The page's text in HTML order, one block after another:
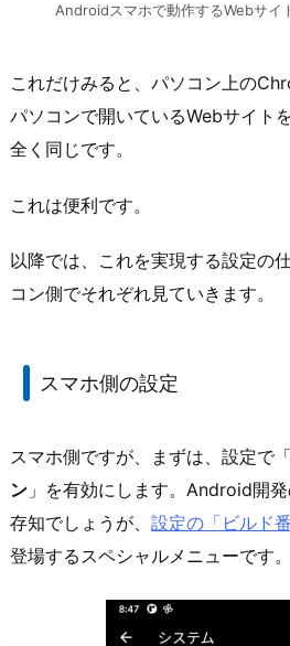
Androidスマホで動作するWebサイ
これだけみると、パソコン上の
パソコンで開いているWebサイト
全く同じです。
これは便利です。
以降では、これを実現する設定の
コン側でそれぞれ見ていきます。
スマホ側の設定
スマホ側ですが、まずは、設定で「
ン 」を有効にします。Android開
存知でしょうが、 設定の「ビルド
登場するスペシャルメニューです。